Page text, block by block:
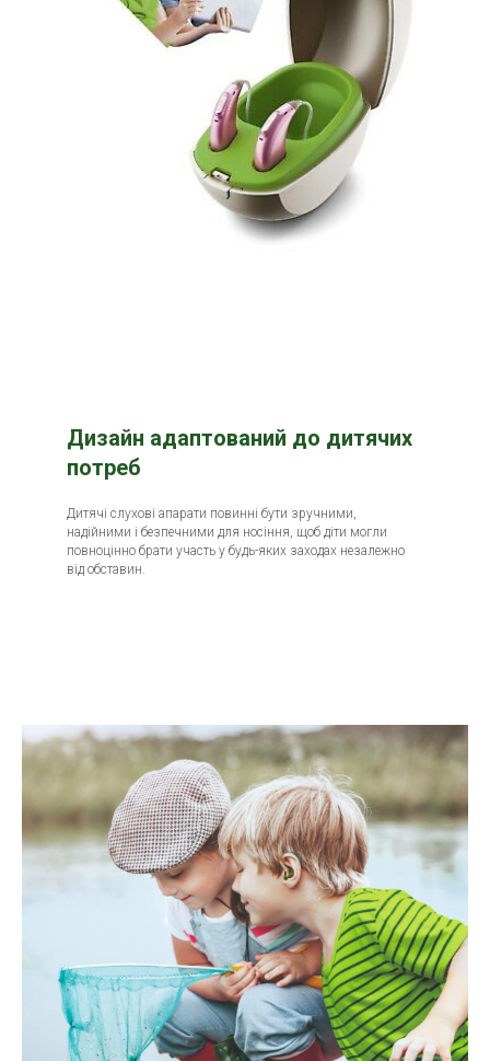
Дизайн адаптований до дитячих
потреб
Дитячі слухові апарати повинні бути зручними,
надійними і безпечними для носіння, щоб діти могли
повноцінно брати участь у будь-яких заходах незалежно
від обставин.